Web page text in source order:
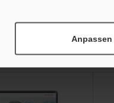
Anpassen